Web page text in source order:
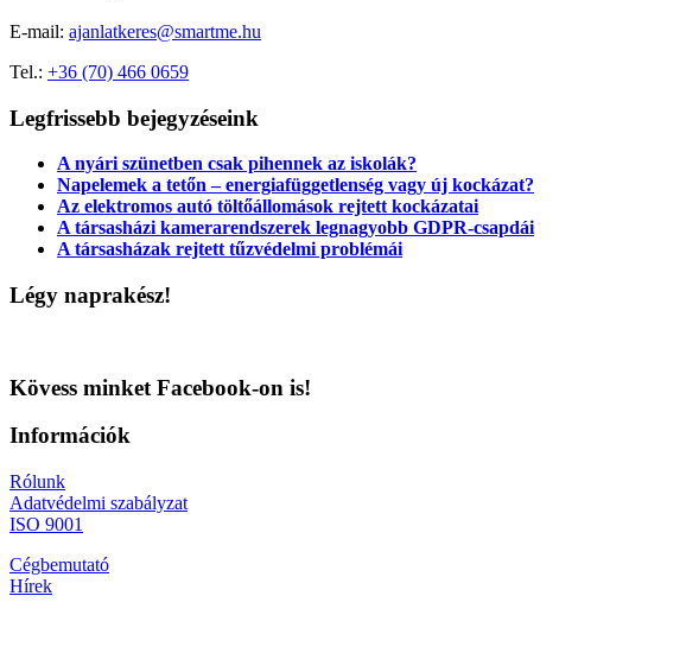
E-mail: ajanlatkeres@smartme.hu
Tel.: +36 (70) 466 0659
Legfrissebb bejegyzéseink
A nyári szünetben csak pihennek az iskolák?
Napelemek a tetőn – energiafüggetlenség vagy új kockázat?
Az elektromos autó töltőállomások rejtett kockázatai
A társasházi kamerarendszerek legnagyobb GDPR-csapdái
A társasházak rejtett tűzvédelmi problémái
Légy naprakész!
Kövess minket Facebook-on is!
Információk
Rólunk
Adatvédelmi szabályzat
ISO 9001
Cégbemutató
Hírek